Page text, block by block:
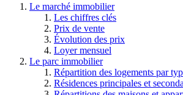
Le marché immobilier
Les chiffres clés
Prix de vente
Évolution des prix
Loyer mensuel
Le parc immobilier
Répartition des logements par
Résidences principales et